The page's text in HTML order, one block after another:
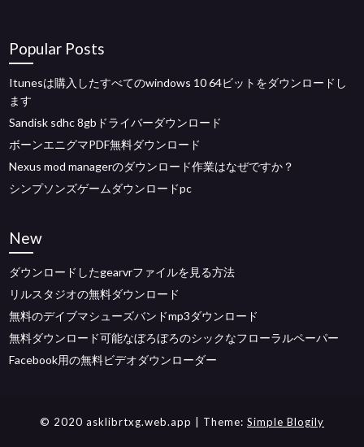
Popular Posts
Itunesは購入したすべてのwindows 10 64ビットをダウンロードし
ます
Sandisk sdhc 8gbドライバーダウンロード
ボーンエニグマPDF無料ダウンロード
Nexus mod managerのダウンロード作業はなぜですか？
シンプソンズゲームダウンロードpc
New
ダウンロードしたgearvrファイルを見る方法
リルスタジオの無料ダウンロード
無料のデイブマシューズバンドmp3ダウンロード
無料ダウンロード可能なぼろぼろのシックなフローラルペーパー
Facebook用の無料ビデオダウンローダー
© 2020 asklibrtxg.web.app | Theme: Simple Blogily